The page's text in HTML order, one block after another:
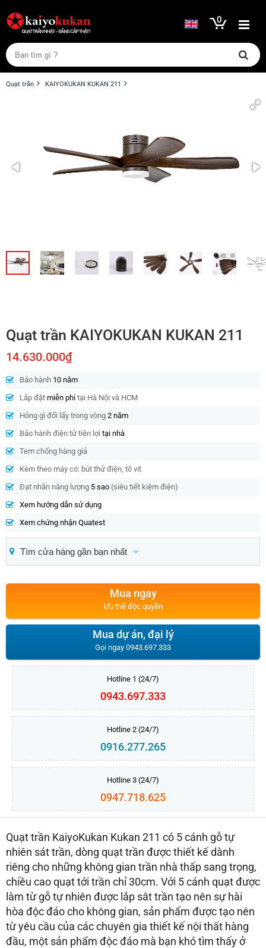
0
Quạt trần KAIYOKUKAN KUKAN 211
Quạt trần KAIYOKUKAN KUKAN 211
14.630.000₫
Bảo hành 10 năm
Lắp đặt miễn phítại Hà Nội và HCM
Hỏng gì đổi lấy trong vòng 2 năm
Bảo hành điện tử tiện lợi tại nhà
Tem chống hàng giả
Kèm theo máy có: bút thử điện, tô vit
Đạt nhãn năng lượng 5 sao (siêu tiết kiệm điện)
Xem hướng dẫn sử dụng
Xem chứng nhận Quatest
Tìm cửa hàng gần bạn nhất
Mua ngay
Ưu thế độc quyền
Mua dự án, đại lý
Gọi ngay 0943.697.333
Hotline 1 (24/7)
0943.697.333
Hotline 2 (24/7)
0916.277.265
Hotline 3 (24/7)
0947.718.625
Quạt trần KaiyoKukan Kukan 211 có 5 cánh gỗ tự
nhiên sát trần, dòng quạt trần được thiết kế dành
riêng cho những không gian trần nhà thấp sang trọng,
chiều cao quạt tới trần chỉ 30cm. Với 5 cánh quạt được
làm từ gỗ tự nhiên được lắp sât trần tạo nên sự hài
hòa độc đáo cho không gian, sản phẩm được tạo nên
từ yêu cầu của các chuyên gia thiết kế nội thất hàng
đầu, một sản phẩm độc đáo mà bạn khó tìm thấy ở